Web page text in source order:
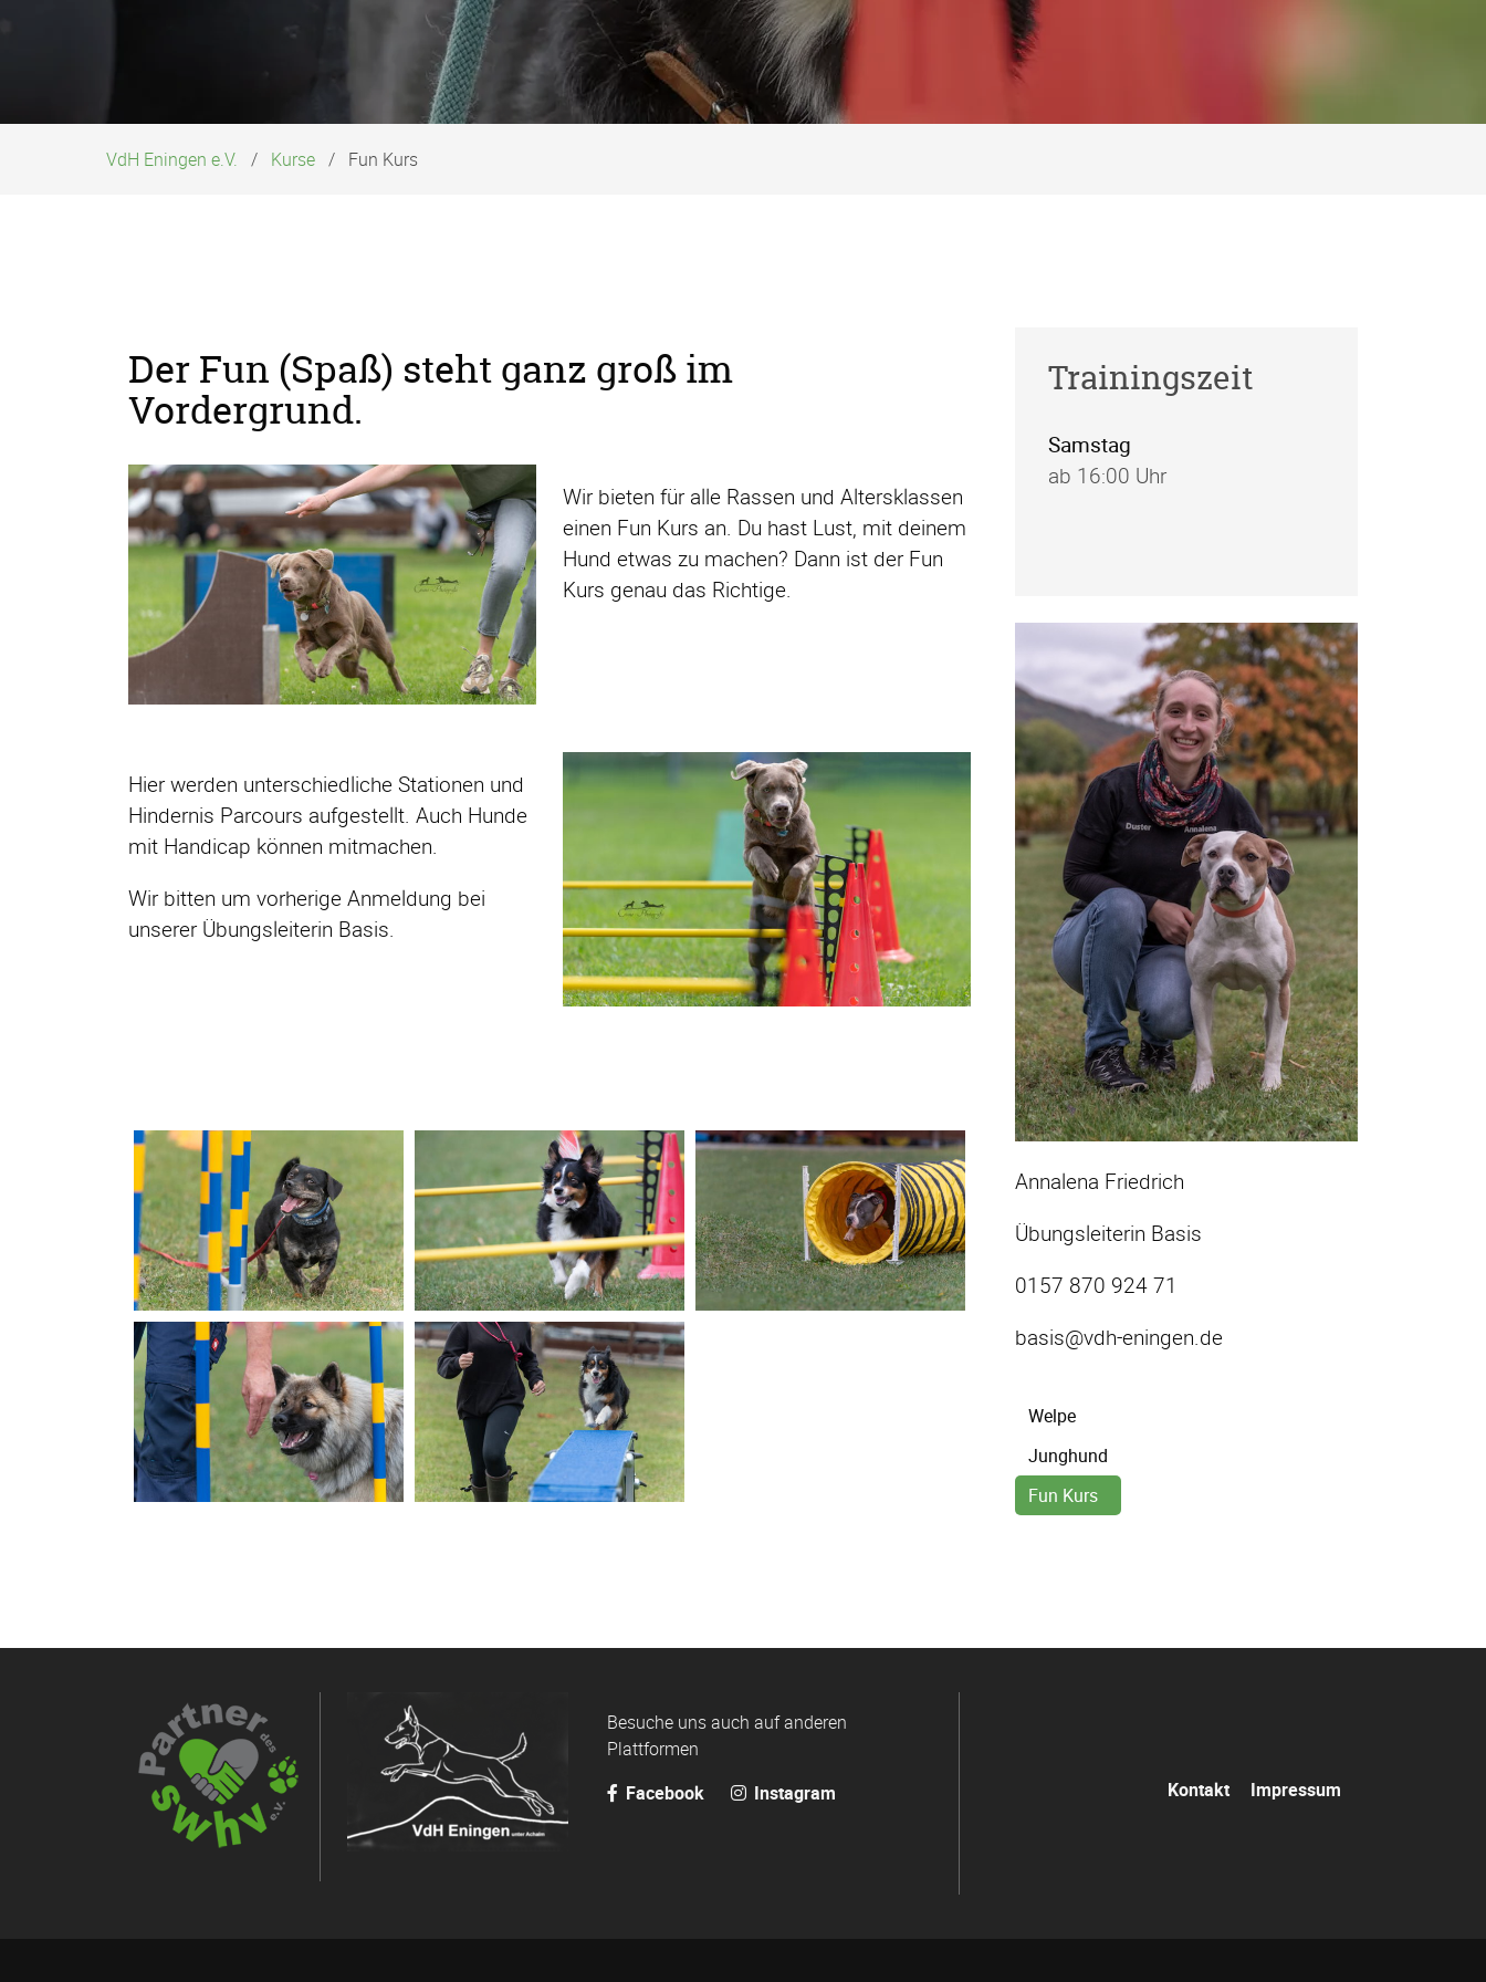
VdH Eningen e.V. Kurse Fun Kurs
Der Fun (Spaß) steht ganz groß im
Vordergrund.
Wir bieten für alle Rassen und Altersklassen
einen Fun Kurs an. Du hast Lust, mit deinem
Hund etwas zu machen? Dann ist der Fun
Kurs genau das Richtige.
Hier werden unterschiedliche Stationen und
Hindernis Parcours aufgestellt. Auch Hunde
mit Handicap können mitmachen.
Wir bitten um vorherige Anmeldung bei
unserer Übungsleiterin Basis.
Trainingszeit
Samstag
ab 16:00 Uhr
Annalena Friedrich
Übungsleiterin Basis
0157 870 924 71
basis@vdh-eningen.de
Navigation
Welpe
Junghund
Fun Kurs
Besuche uns auch auf anderen
Plattformen
Facebook
Instagram Kontakt Impressum